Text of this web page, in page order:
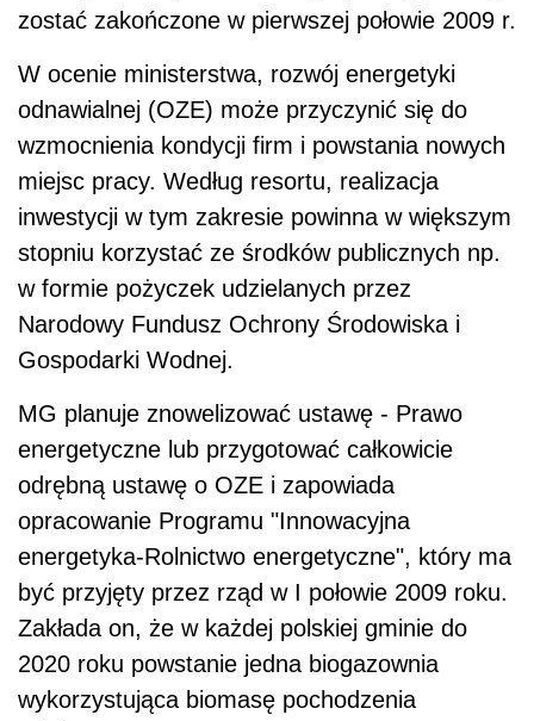
zostać zakończone w pierwszej połowie 2009 r.
W ocenie ministerstwa, rozwój energetyki
odnawialnej (OZE) może przyczynić się do
wzmocnienia kondycji firm i powstania nowych
miejsc pracy. Według resortu, realizacja
inwestycji w tym zakresie powinna w większym
stopniu korzystać ze środków publicznych np.
w formie pożyczek udzielanych przez
Narodowy Fundusz Ochrony Środowiska i
Gospodarki Wodnej.
MG planuje znowelizować ustawę - Prawo
energetyczne lub przygotować całkowicie
odrębną ustawę o OZE i zapowiada
opracowanie Programu "Innowacyjna
energetyka-Rolnictwo energetyczne", który ma
być przyjęty przez rząd w I połowie 2009 roku.
Zakłada on, że w każdej polskiej gminie do
2020 roku powstanie jedna biogazownia
wykorzystująca biomasę pochodzenia